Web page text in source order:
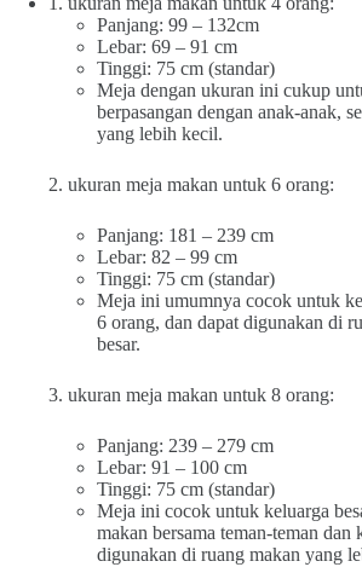
Panjang: 99 – 132cm
Lebar: 69 – 91 cm
Tinggi: 75 cm (standar)
Meja dengan ukuran ini cukup
berpasangan dengan anak-anak,
yang lebih kecil.
2. ukuran meja makan untuk 6 orang:
Panjang: 181 – 239 cm
Lebar: 82 – 99 cm
Tinggi: 75 cm (standar)
Meja ini umumnya cocok untuk
6 orang, dan dapat digunakan di
besar.
3. ukuran meja makan untuk 8 orang:
Panjang: 239 – 279 cm
Lebar: 91 – 100 cm
Tinggi: 75 cm (standar)
Meja ini cocok untuk keluarga
makan bersama teman-teman dan
digunakan di ruang makan yang